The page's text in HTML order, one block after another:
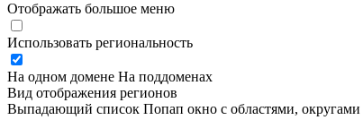
Отображать большое меню
Использовать региональность
На одном домене На поддоменах
Вид отображения регионов
Выпадающий список Попап окно c областями, округами